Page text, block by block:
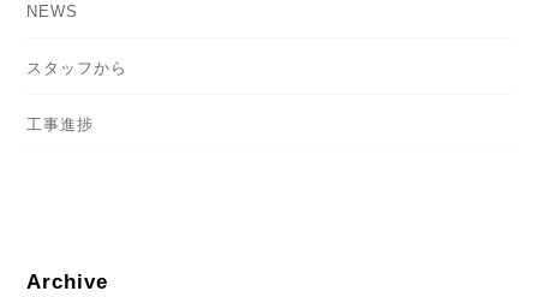
NEWS
スタッフから
工事進捗
Archive